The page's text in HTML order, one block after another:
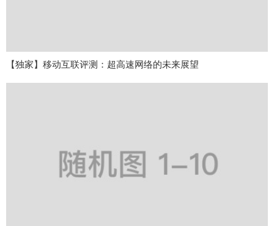
【独家】移动互联评测：超高速网络的未来展望